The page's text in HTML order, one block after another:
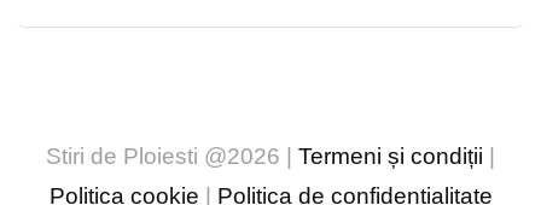
Stiri de Ploiesti @2026 | Termeni și condiții |
Politica cookie | Politica de confidențialitate